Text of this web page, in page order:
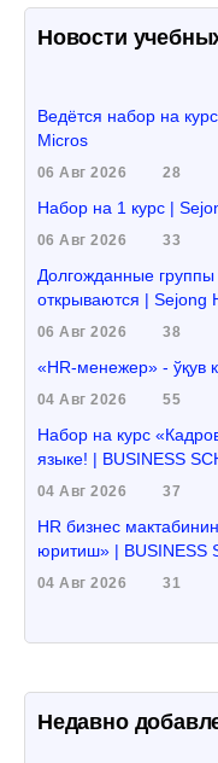
Новости
Ведётся набор на
Micros
06 Авг 2026 28
Набор на 1 курс |
06 Авг 2026 33
Долгожданные группы
открываются | Sejong
06 Авг 2026 38
«HR-менежер» - ўқув
04 Авг 2026 55
Набор на курс
языке! | BUSINESS
04 Авг 2026 37
HR бизнес
юритиш» | BUSINESS
04 Авг 2026 31
Недавно